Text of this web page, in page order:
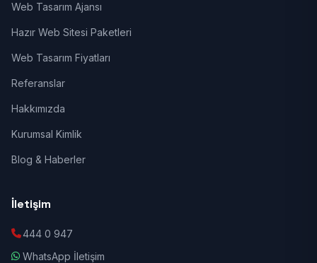
Web Tasarım Ajansı
Hazır Web Sitesi Paketleri
Web Tasarım Fiyatları
Referanslar
Hakkımızda
Kurumsal Kimlik
Blog & Haberler
İletişim
444 0 947
WhatsApp İletişim